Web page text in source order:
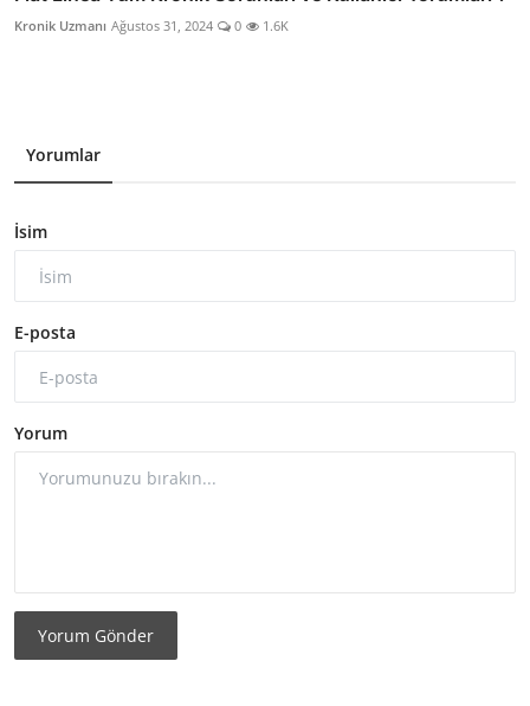
Kronik Uzmanı Ağustos 31, 2024 0 1.6K
Yorumlar
İsim
E-posta
Yorum
Yorum Gönder